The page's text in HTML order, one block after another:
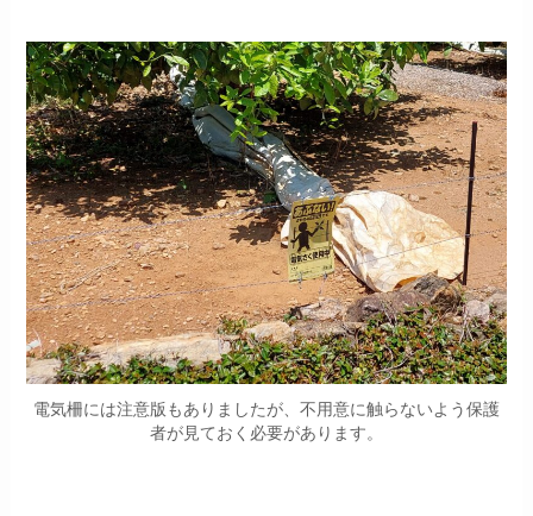
電気柵には注意版もありましたが、不用意に触らないよう保護
者が見ておく必要があります。